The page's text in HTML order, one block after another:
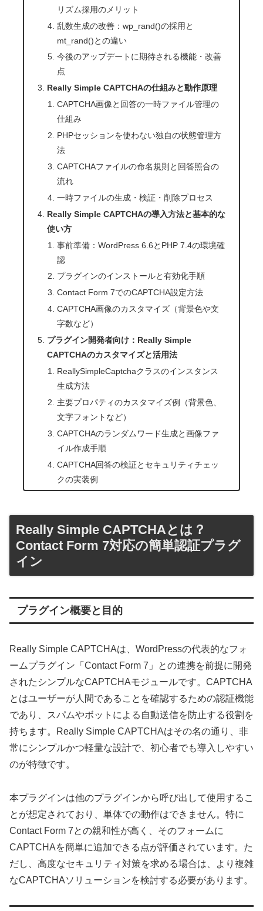
リズム採用のメリット
乱数生成の改善：wp_rand()の採用と
mt_rand()との違い
今後のアップデートに期待される機能・改善
点
Really Simple CAPTCHAの仕組みと動作原理
CAPTCHA画像と回答の一時ファイル管理の
仕組み
PHPセッションを使わない独自の状態管理方
法
CAPTCHAファイルの命名規則と回答照合の
流れ
一時ファイルの生成・検証・削除プロセス
Really Simple CAPTCHAの導入方法と基本的な
使い方
事前準備：WordPress 6.6とPHP 7.4の環境確
認
プラグインのインストールと有効化手順
Contact Form 7でのCAPTCHA設定方法
CAPTCHA画像のカスタマイズ（背景色や文
字数など）
プラグイン開発者向け：Really Simple
CAPTCHAのカスタマイズと活用法
ReallySimpleCaptchaクラスのインスタンス
生成方法
主要プロパティのカスタマイズ例（背景色、
文字フォントなど）
CAPTCHAのランダムワード生成と画像ファ
イル作成手順
CAPTCHA回答の検証とセキュリティチェッ
クの実装例
Really Simple CAPTCHAとは？
Contact Form 7対応の簡単認証プラグ
イン
プラグイン概要と目的
Really Simple CAPTCHAは、WordPressの代表的なフォ
ームプラグイン「Contact Form 7」との連携を前提に開発
されたシンプルなCAPTCHAモジュールです。CAPTCHA
とはユーザーが人間であることを確認するための認証機能
であり、スパムやボットによる自動送信を防止する役割を
持ちます。Really Simple CAPTCHAはその名の通り、非
常にシンプルかつ軽量な設計で、初心者でも導入しやすい
のが特徴です。
本プラグインは他のプラグインから呼び出して使用するこ
とが想定されており、単体での動作はできません。特に
Contact Form 7との親和性が高く、そのフォームに
CAPTCHAを簡単に追加できる点が評価されています。た
だし、高度なセキュリティ対策を求める場合は、より複雑
なCAPTCHAソリューションを検討する必要があります。